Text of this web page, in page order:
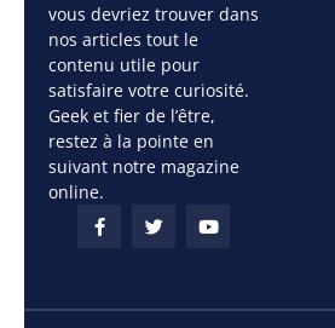
vous devriez trouver dans
nos articles tout le
contenu utile pour
satisfaire votre curiosité.
Geek et fier de l’être,
restez à la pointe en
suivant notre magazine
online.